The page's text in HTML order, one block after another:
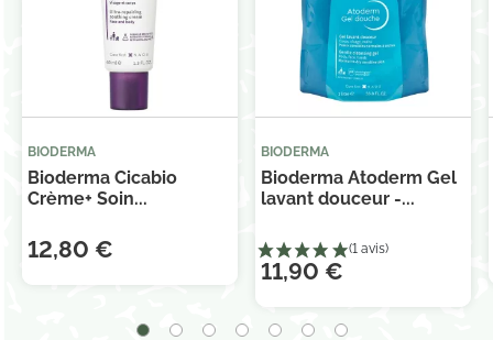
BIODERMA
Bioderma Cicabio
Crème+ Soin...
12,80 €
BIODERMA
Bioderma Atoderm Gel
lavant douceur -...
11,90 €